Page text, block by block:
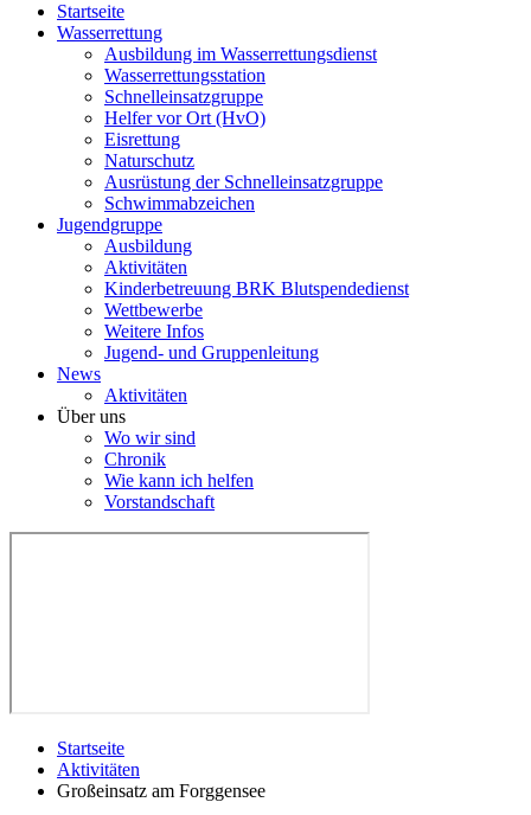
Startseite
Wasserrettung
Ausbildung im Wasserrettungsdienst
Wasserrettungsstation
Schnelleinsatzgruppe
Helfer vor Ort (HvO)
Eisrettung
Naturschutz
Ausrüstung der Schnelleinsatzgruppe
Schwimmabzeichen
Jugendgruppe
Ausbildung
Aktivitäten
Kinderbetreuung BRK Blutspendedienst
Wettbewerbe
Weitere Infos
Jugend- und Gruppenleitung
News
Aktivitäten
Über uns
Wo wir sind
Chronik
Wie kann ich helfen
Vorstandschaft
Startseite
Aktivitäten
Großeinsatz am Forggensee